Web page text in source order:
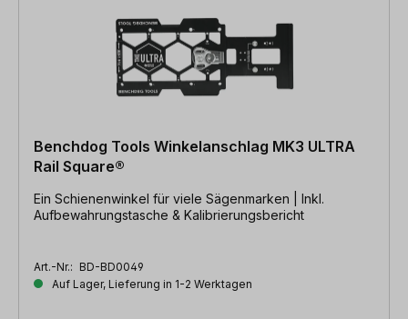
Benchdog Tools Winkelanschlag MK3 ULTRA
Rail Square®
Ein Schienenwinkel für viele Sägenmarken | Inkl.
Aufbewahrungstasche & Kalibrierungsbericht
Art.-Nr.: BD-BD0049
Auf Lager, Lieferung in 1-2 Werktagen